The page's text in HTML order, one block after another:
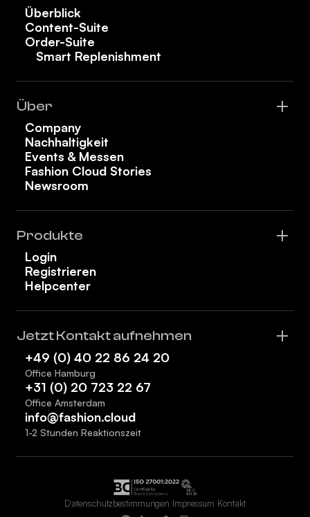
Überblick
Content-Suite
Order-Suite
Smart Replenishment
Über
Company
Nachhaltigkeit
Events & Messen
Fashion Cloud Stories
Newsroom
Produkte
Login
Registrieren
Helpcenter
Jetzt Kontakt aufnehmen
+49 (0) 40 22 86 24 20
Office Hamburg
+31 (0) 20 723 22 67
Office Amsterdam
info@fashion.cloud
1-2 Stunden Reaktionszeit
Datenschutzbestimmungen Impressum Kontakt